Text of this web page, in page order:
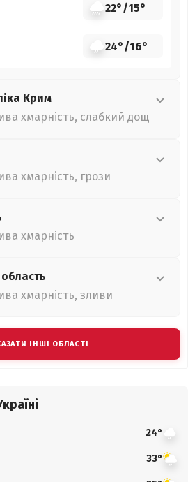
22°/15°
24°/16°
Крим
хмарність, слабкий дощ
хмарність, грози
хмарність
область
хмарність, зливи
ІНШІ ОБЛАСТІ
24°
33°